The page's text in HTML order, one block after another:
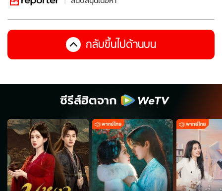
กลับขึ้นไปด้านบน
ซีรีส์ฮิตจาก